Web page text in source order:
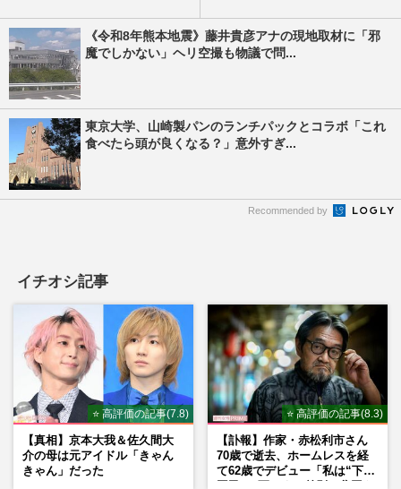
《令和8年熊本地震》藤井貴彦アナの現地取材に「邪
魔でしかない」ヘリ空撮も物議で問...
東京大学、山崎製パンのランチパックとコラボ「これ
食べたら頭が良くなる？」意外すぎ...
Recommended by
イチオシ記事
⭐ 高評価の記事(7.8)
【真相】京本大我＆佐久間大
介の母は元アイドル「きゃん
きゃん」だった
⭐ 高評価の記事(8.3)
【訃報】作家・赤松利市さん
70歳で逝去、ホームレスを経
て62歳でデビュー「私は“下級